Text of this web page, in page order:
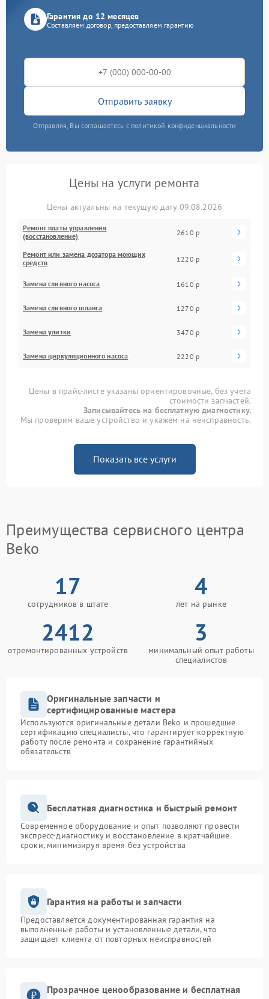
Гарантия до 12 месяцев
Составляем договор, предоставляем гарантию
Отправить заявку
Отправляя, Вы соглашаетесь с политикой конфиденциальности
Цены на услуги ремонта
Цены актуальны на текущую дату 09.08.2026
Ремонт платы управления
(восстановление)
2610 р
Ремонт или замена дозатора моющих
средств
1220 р
Замена сливного насоса 1610 р
Замена сливного шланга 1270 р
Замена улитки 3470 р
Замена циркуляционного насоса 2220 р
Цены в прайс-листе указаны ориентировочные, без учета
стоимости запчастей.
Записывайтесь на бесплатную диагностику.
Мы проверим ваше устройство и укажем на неисправность.
Показать все услуги
Преимущества сервисного центра
Beko
17
сотрудников в штате
4
лет на рынке
2412
отремонтированных устройств
3
минимальный опыт работы
специалистов
Оригинальные запчасти и
сертифицированные мастера
Используются оригинальные детали Beko и прошедшие
сертификацию специалисты, что гарантирует корректную
работу после ремонта и сохранение гарантийных
обязательств
Бесплатная диагностика и быстрый ремонт
Современное оборудование и опыт позволяют провести
экспресс-диагностику и восстановление в кратчайшие
сроки, минимизируя время без устройства
Гарантия на работы и запчасти
Предоставляется документированная гарантия на
выполненные работы и установленные детали, что
защищает клиента от повторных неисправностей
Прозрачное ценообразование и бесплатная